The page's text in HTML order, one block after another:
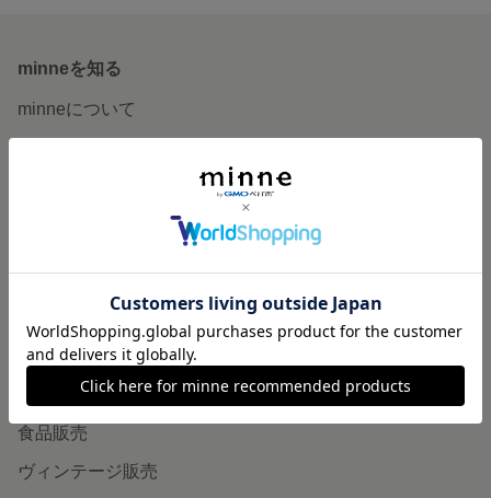
minneを知る
minneについて
作品販売について
minneで売りたい
食品販売
ヴィンテージ販売